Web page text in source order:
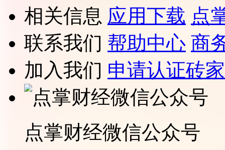
相关信息 应用下载 点
联系我们 帮助中心 商
加入我们 申请认证砖家
点掌财经微信公众号